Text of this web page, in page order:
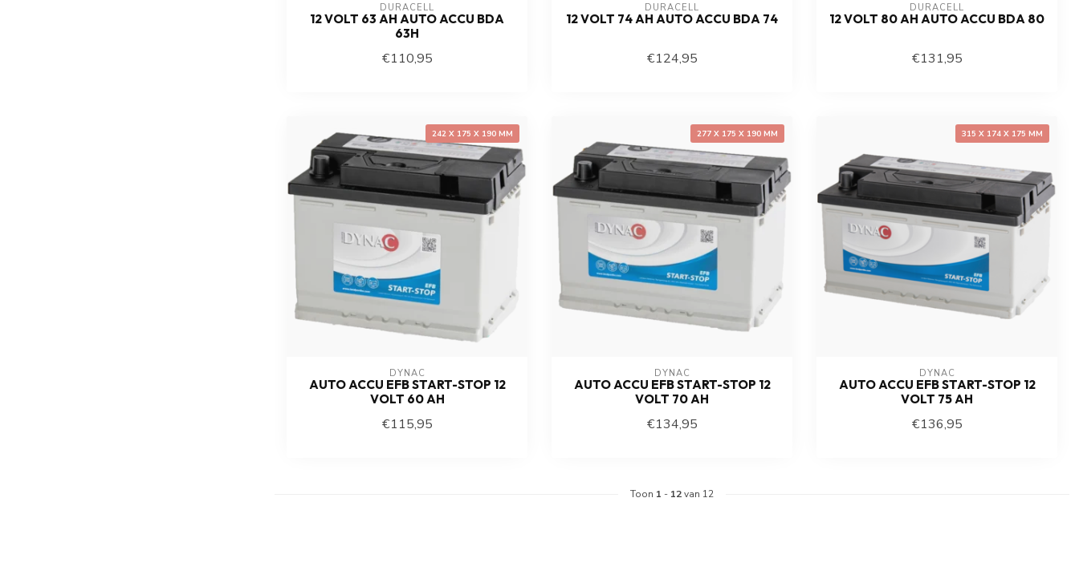
DURACELL
12 VOLT 63 AH AUTO ACCU BDA
63H
€110,95
DURACELL
12 VOLT 74 AH AUTO ACCU BDA 74
€124,95
DURACELL
12 VOLT 80 AH AUTO ACCU BDA 80
€131,95
242 X 175 X 190 MM
DYNAC
AUTO ACCU EFB START-STOP 12
VOLT 60 AH
€115,95
277 X 175 X 190 MM
DYNAC
AUTO ACCU EFB START-STOP 12
VOLT 70 AH
€134,95
315 X 174 X 175 MM
DYNAC
AUTO ACCU EFB START-STOP 12
VOLT 75 AH
€136,95
Toon 1 - 12van 12